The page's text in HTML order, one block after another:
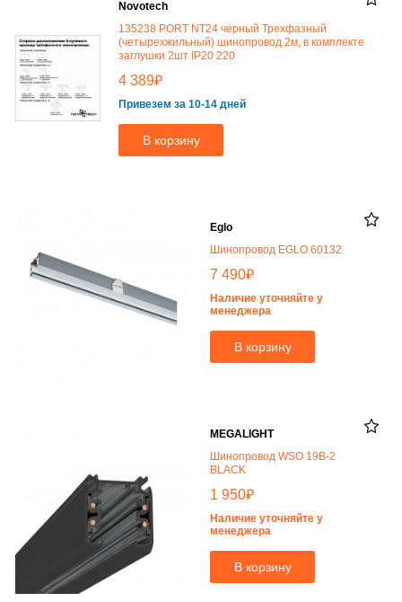
Novotech
135238 PORT NT24 черный Трехфазный
(четырехжильный) шинопровод 2м, в комплекте
заглушки 2шт IP20 220
4 389₽
Привезем за 10-14 дней
В корзину
Eglo
Шинопровод EGLO 60132
7 490₽
Наличие уточняйте у
менеджера
В корзину
MEGALIGHT
Шинопровод WSO 19B-2
BLACK
1 950₽
Наличие уточняйте у
менеджера
В корзину